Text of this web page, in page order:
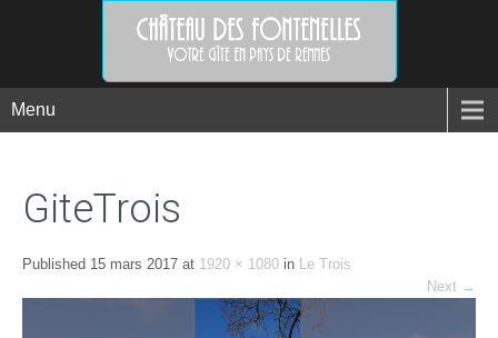
Menu
GiteTrois
Published 15 mars 2017 at 1920 × 1080 in Le Trois
Next →